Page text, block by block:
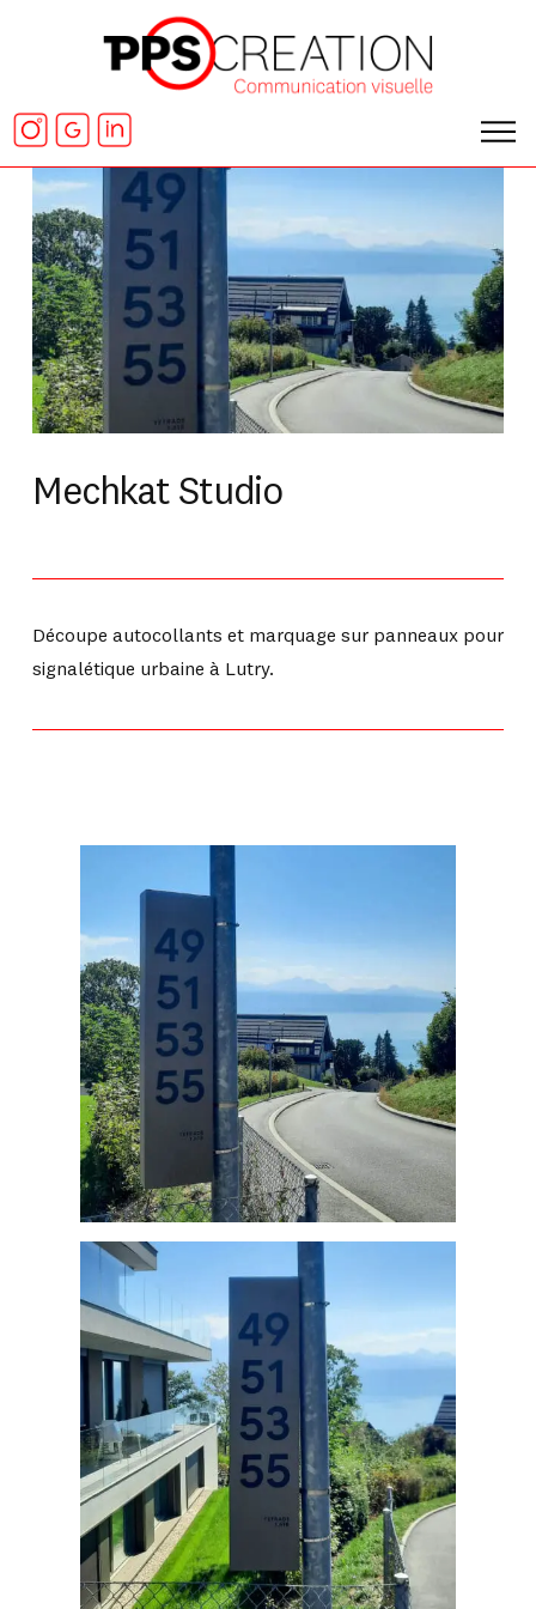
Mechkat Studio
Découpe autocollants et marquage sur panneaux pour
signalétique urbaine à Lutry.